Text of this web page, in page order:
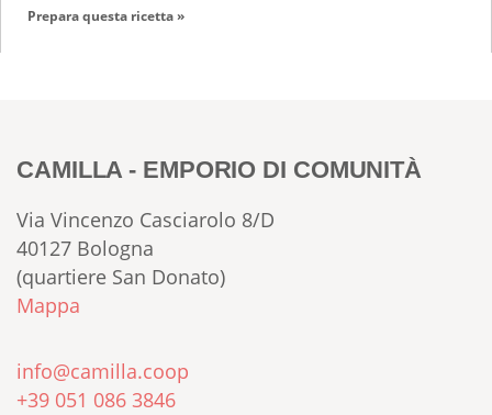
Prepara questa ricetta »
CAMILLA - EMPORIO DI COMUNITÀ
Via Vincenzo Casciarolo 8/D
40127 Bologna
(quartiere San Donato)
Mappa
info@camilla.coop
+39 051 086 3846